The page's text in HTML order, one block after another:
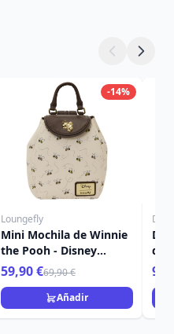
-14%
Loungefly
Mini Mochila de Winnie
the Pooh - Disney
Loungefly
59,90 €69,90 €
Añadir
de